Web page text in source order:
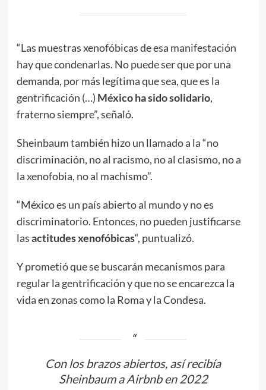
“Las muestras xenofóbicas de esa manifestación
hay que condenarlas. No puede ser que por una
demanda, por más legítima que sea, que es la
gentrificación (…) México ha sido solidario,
fraterno siempre”, señaló.
Sheinbaum también hizo un llamado a la “no
discriminación, no al racismo, no al clasismo, no a
la xenofobia, no al machismo”.
“México es un país abierto al mundo y no es
discriminatorio. Entonces, no pueden justificarse
lasactitudes xenofóbicas“, puntualizó.
Y prometió que se buscarán mecanismos para
regular la gentrificación y que no se encarezca la
vida en zonas como la Roma y la Condesa.
Con los brazos abiertos, así recibía
Sheinbaum a Airbnb en 2022